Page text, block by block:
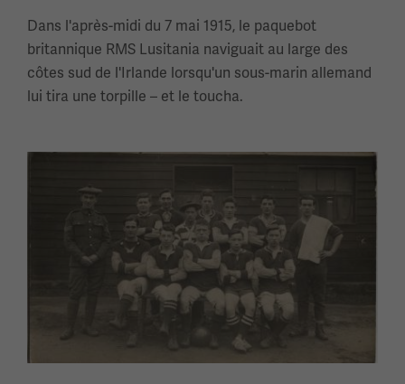
Dans l'après-midi du 7 mai 1915, le paquebot
britannique RMS Lusitania naviguait au large des
côtes sud de l'Irlande lorsqu'un sous-marin allemand
lui tira une torpille – et le toucha.